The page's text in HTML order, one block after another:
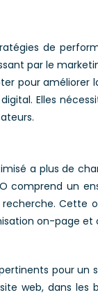
de
par le
pour améliorer
Elles
a plus de
comprend un
Cette
on-page
pour
web, dans les